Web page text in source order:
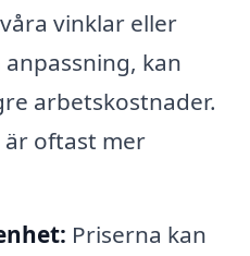
vinklar eller
kan
arbetskostnader.
är oftast mer
Priserna kan